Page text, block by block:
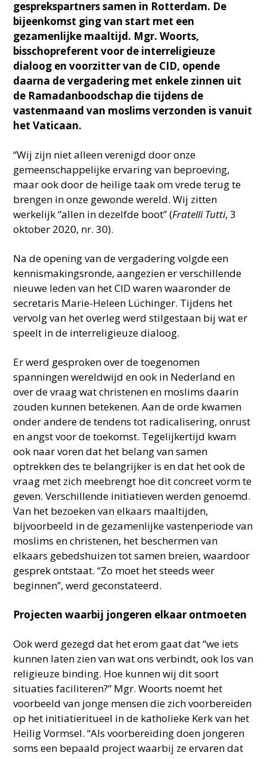
gesprekspartners samen in Rotterdam. De
bijeenkomst ging van start met een
gezamenlijke maaltijd. Mgr. Woorts,
bisschopreferent voor de interreligieuze
dialoog en voorzitter van de CID, opende
daarna de vergadering met enkele zinnen uit
de Ramadanboodschap die tijdens de
vastenmaand van moslims verzonden is vanuit
het Vaticaan.
“Wij zijn niet alleen verenigd door onze
gemeenschappelijke ervaring van beproeving,
maar ook door de heilige taak om vrede terug te
brengen in onze gewonde wereld. Wij zitten
werkelijk “allen in dezelfde boot” (Fratelli Tutti, 3
oktober 2020, nr. 30).
Na de opening van de vergadering volgde een
kennismakingsronde, aangezien er verschillende
nieuwe leden van het CID waren waaronder de
secretaris Marie-Heleen Lüchinger. Tijdens het
vervolg van het overleg werd stilgestaan bij wat er
speelt in de interreligieuze dialoog.
Er werd gesproken over de toegenomen
spanningen wereldwijd en ook in Nederland en
over de vraag wat christenen en moslims daarin
zouden kunnen betekenen. Aan de orde kwamen
onder andere de tendens tot radicalisering, onrust
en angst voor de toekomst. Tegelijkertijd kwam
ook naar voren dat het belang van samen
optrekken des te belangrijker is en dat het ook de
vraag met zich meebrengt hoe dit concreet vorm te
geven. Verschillende initiatieven werden genoemd.
Van het bezoeken van elkaars maaltijden,
bijvoorbeeld in de gezamenlijke vastenperiode van
moslims en christenen, het beschermen van
elkaars gebedshuizen tot samen breien, waardoor
gesprek ontstaat. “Zo moet het steeds weer
beginnen”, werd geconstateerd.
Projecten waarbij jongeren elkaar ontmoeten
Ook werd gezegd dat het erom gaat dat “we iets
kunnen laten zien van wat ons verbindt, ook los van
religieuze binding. Hoe kunnen wij dit soort
situaties faciliteren?” Mgr. Woorts noemt het
voorbeeld van jonge mensen die zich voorbereiden
op het initiatieritueel in de katholieke Kerk van het
Heilig Vormsel. “Als voorbereiding doen jongeren
soms een bepaald project waarbij ze ervaren dat